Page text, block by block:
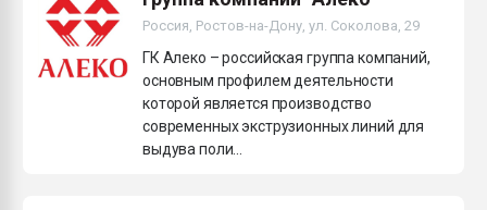
Россия, Ростов-на-Дону, ул. Соколова, 29
ГК Алеко – российская группа компаний,
основным профилем деятельности
которой является производство
современных экструзионных линий для
выдува поли...